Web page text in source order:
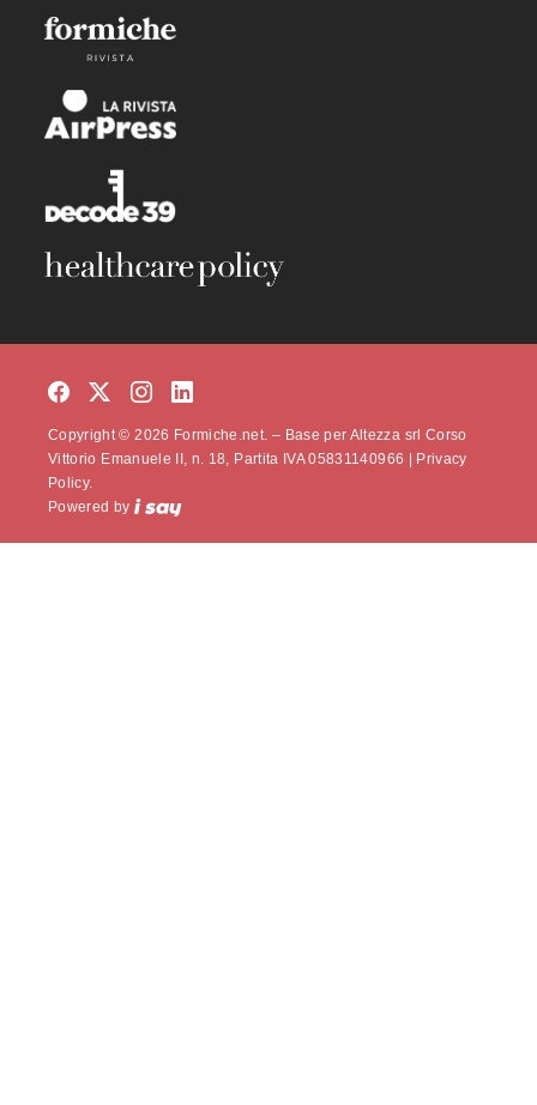
Copyright © 2026 Formiche.net. – Base per Altezza srl Corso
Vittorio Emanuele II, n. 18, Partita IVA 05831140966 | Privacy
Policy.
Powered by